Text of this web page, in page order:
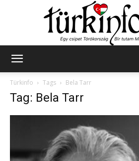
Türkinfo
Tags Bela Tarr
Tag: Bela Tarr